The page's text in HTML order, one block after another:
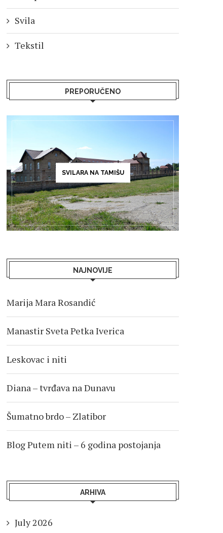
Svila
Tekstil
PREPORUČENO
SVILARA NA TAMIŠU
NAJNOVIJE
Marija Mara Rosandić
Manastir Sveta Petka Iverica
Leskovac i niti
Diana – tvrđava na Dunavu
Šumatno brdo – Zlatibor
Blog Putem niti – 6 godina postojanja
ARHIVA
July 2026